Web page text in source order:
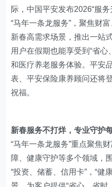
际，中国平安发布2026“服
“马年一条龙服务”，聚焦财
新春高需求场景，推出一站
用户在假期也能享受到“省心
和医疗养老服务体验。平安
表、平安保险康养顾问还将
祝福。
新春服务不打烊，专业守护
“马年一条龙服务”重点聚焦
障、健康守护等多个领域，
“投资、储蓄、信用卡”，“健